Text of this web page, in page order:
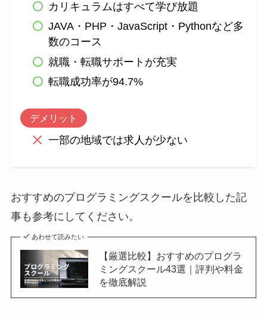
カリキュラムはすべて学び放題
JAVA・PHP・JavaScript・Pythonなど多
数のコース
就職・転職サポートが充実
転職成功率が94.7%
デメリット
一部の地域では求人が少ない
おすすめのプログラミングスクールを比較した記
事も参考にしてください。
あわせて読みたい
【厳選比較】おすすめのプログラ
ミングスクール43選｜評判や料金
を徹底解説